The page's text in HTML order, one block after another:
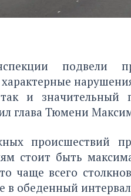
подвели
и значительный
глава Тюмени
происшествий
стоит быть
чаще всего
в обеденный